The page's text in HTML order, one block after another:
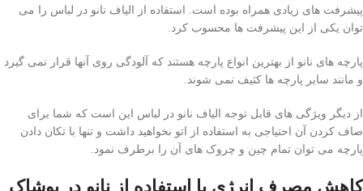
پیشرفت های زیادی همراه بوده است. استفاده از الیاف نانو در لباس را می
توان یکی از این پیشرفت ها محسوب کرد.
پارچه های نانو از بهترین انواع پارچه هستند که آلودگی روی آنها قرار نمی گیرد
و مانند سایر پارچه ها کثیف نمی شوند.
از دیگر ویژگی های قابل توجه الیاف نانو در لباس این است که شما برای
صاف کردن آن احتیاجی به استفاده از اتو نخواهید داشت و تنها با تکان دادن
پارچه می توان تمام چین و چروک های آن را برطرف نمود.
کاهش مصرف انرژی با استفاده از نانو در پوشاک